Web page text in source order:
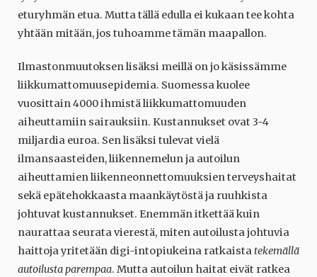
eturyhmän etua. Mutta tällä edulla ei kukaan tee kohta
yhtään mitään, jos tuhoamme tämän maapallon.
Ilmastonmuutoksen lisäksi meillä on jo käsissämme
liikkumattomuusepidemia. Suomessa kuolee
vuosittain 4000 ihmistä liikkumattomuuden
aiheuttamiin sairauksiin. Kustannukset ovat 3-4
miljardia euroa. Sen lisäksi tulevat vielä
ilmansaasteiden, liikennemelun ja autoilun
aiheuttamien liikenneonnettomuuksien terveyshaitat
sekä epätehokkaasta maankäytöstä ja ruuhkista
johtuvat kustannukset. Enemmän itkettää kuin
naurattaa seurata vierestä, miten autoilusta johtuvia
haittoja yritetään digi-intopiukeina ratkaistatekemällä
autoilusta parempaa. Mutta autoilun haitat eivät ratkea